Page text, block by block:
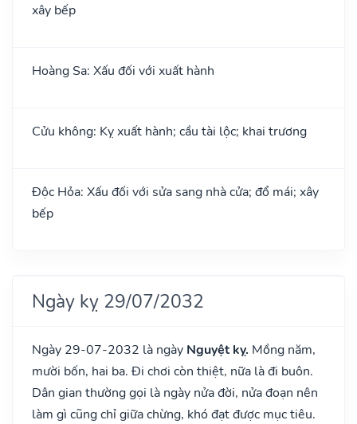
xây bếp
Hoàng Sa: Xấu đối với xuất hành
Cửu không: Kỵ xuất hành; cầu tài lộc; khai trương
Độc Hỏa: Xấu đối với sửa sang nhà cửa; đổ mái; xây
bếp
Ngày kỵ 29/07/2032
Ngày 29-07-2032 là ngày Nguyệt kỵ. Mồng năm,
mười bốn, hai ba. Đi chơi còn thiệt, nữa là đi buôn.
Dân gian thường gọi là ngày nửa đời, nửa đoạn nên
làm gì cũng chỉ giữa chừng, khó đạt được mục tiêu.